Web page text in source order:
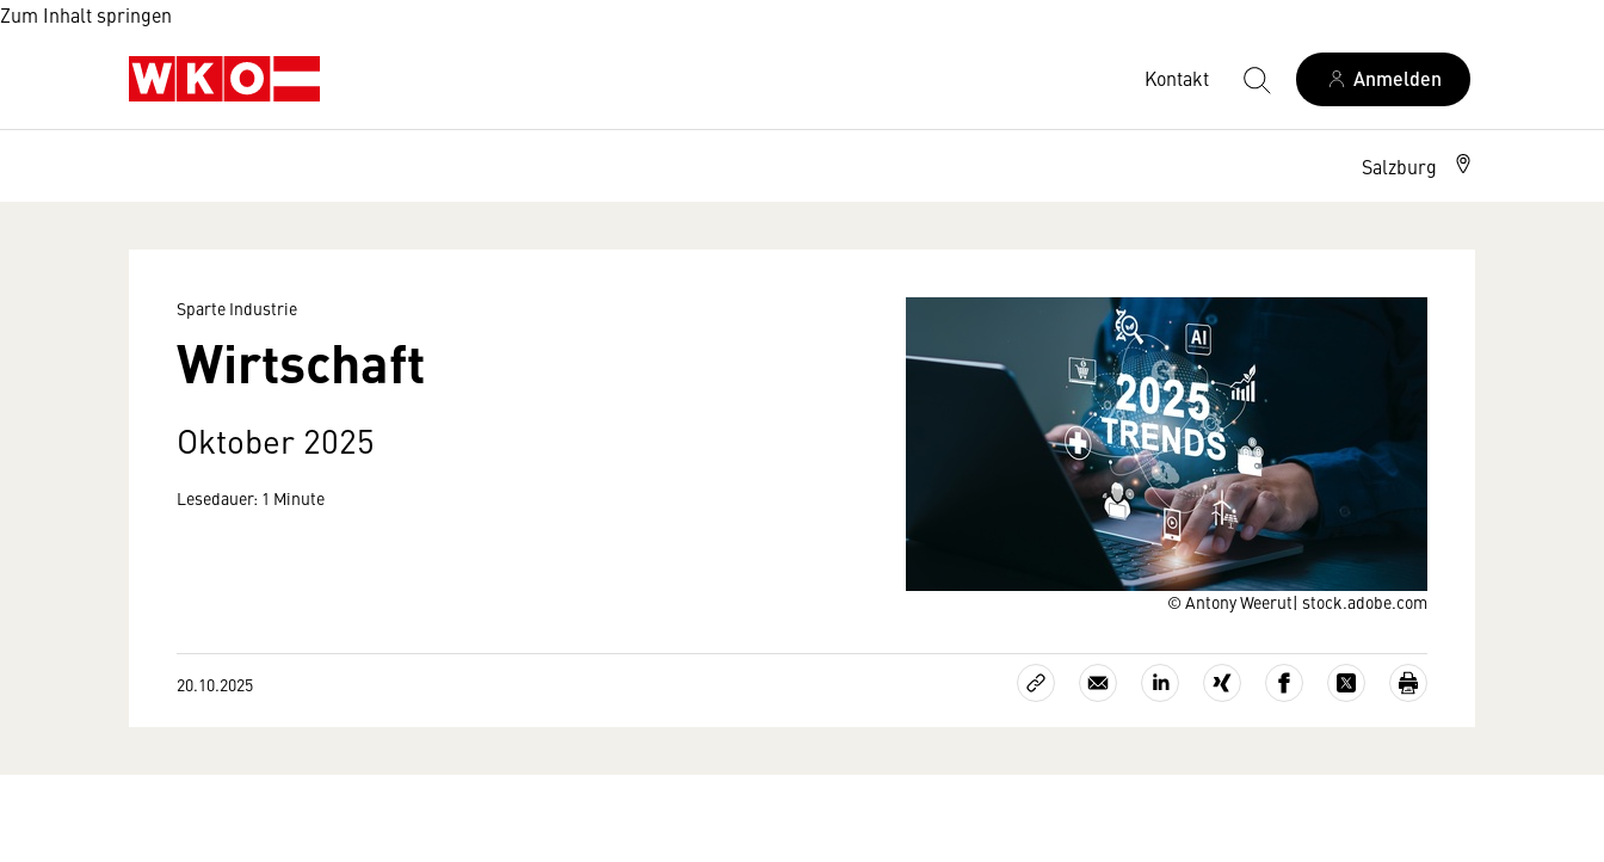
Zum Inhalt springen
Kontakt Anmelden
Salzburg
© Antony Weerut| stock.adobe.com
Sparte Industrie
Wirtschaft
Oktober 2025
Lesedauer: 1 Minute
20.10.2025